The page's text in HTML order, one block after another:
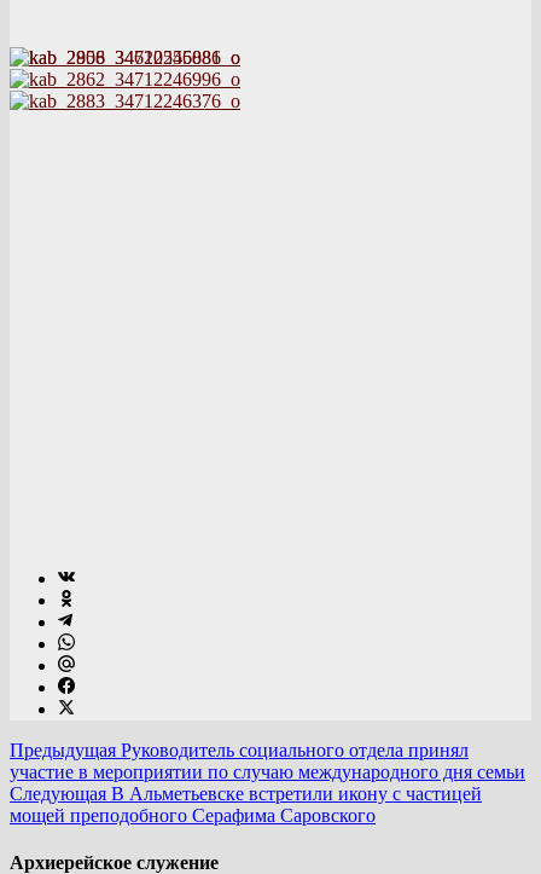
Предыдущая Руководитель социального отдела принял
участие в мероприятии по случаю международного дня семьи
Следующая В Альметьевске встретили икону с частицей
мощей преподобного Серафима Саровского
Архиерейское служение